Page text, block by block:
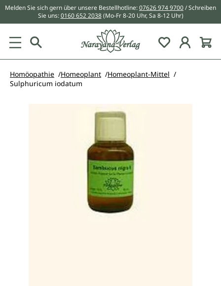
springen
Melden Sie sich gern über unsere Bestellhotline:07626 974 9700/ Schreiben
Sie uns:0160 652 2038 (Mo-Fr 8-20 Uhr, Sa 8-12 Uhr)
Du hast 0
Homöopathie Homeoplant
Homeoplant-Mittel
Sulphuricum iodatum
Bildergalerie überspringen